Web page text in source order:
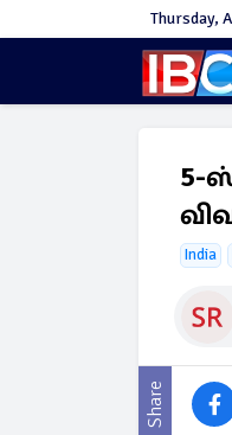
Thursday,
5-
India
Share